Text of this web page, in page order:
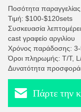
Ποσότητα
Τιμή: $100-$120sets
Συσκευασία
cast γραφείο αργιλίου
Χρόνος παράδοσης:
Όροι πληρωμής: T/T,
Δυνατότητα
Πάρτε την